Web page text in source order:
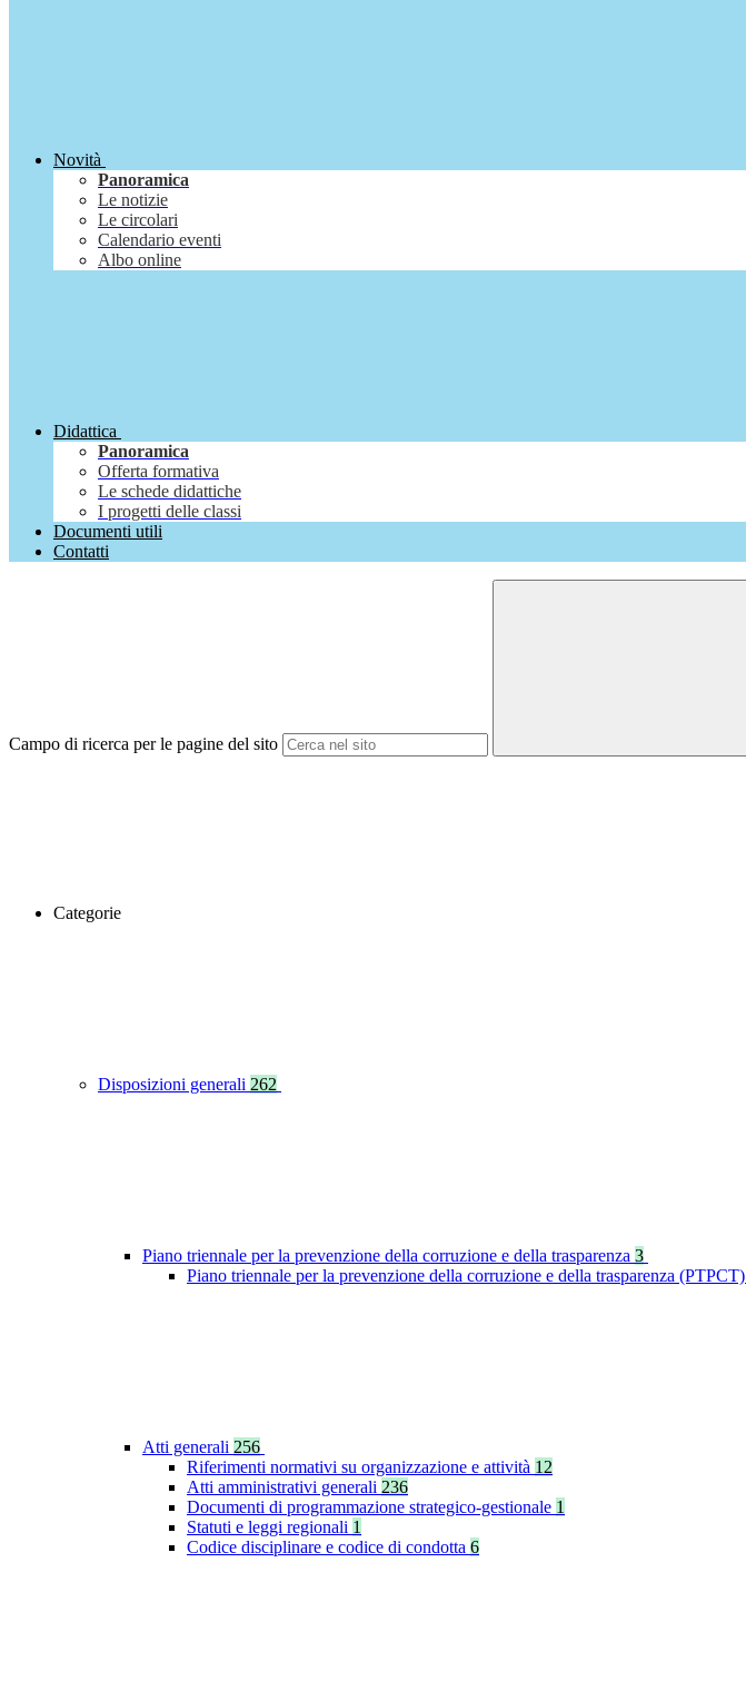
Novità
Panoramica
Le notizie
Le circolari
Calendario eventi
Albo online
Didattica
Panoramica
Offerta formativa
Le schede didattiche
I progetti delle classi
Documenti utili
Contatti
Campo di ricerca per le pagine del sito
Categorie
Disposizioni generali 262
Piano triennale per la prevenzione della corruzione e della trasparenza 3
Piano triennale per la prevenzione della corruzione e della trasparenza (PTPCT)
Atti generali 256
Riferimenti normativi su organizzazione e attività 12
Atti amministrativi generali 236
Documenti di programmazione strategico-gestionale 1
Statuti e leggi regionali 1
Codice disciplinare e codice di condotta 6